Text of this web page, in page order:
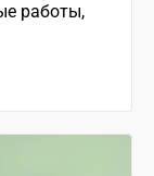
работы,